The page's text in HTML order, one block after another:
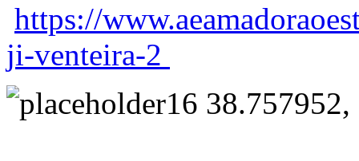
https://
ji-venteira-2